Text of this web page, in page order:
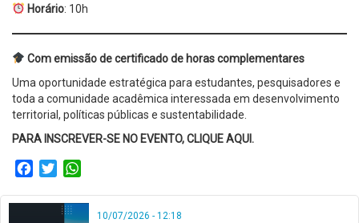
Horário: 10h
Com emissão de certificado de horas complementares
Uma oportunidade estratégica para estudantes, pesquisadores e
toda a comunidade acadêmica interessada em desenvolvimento
territorial, políticas públicas e sustentabilidade.
PARA INSCREVER-SE NO EVENTO, CLIQUEAQUI .
Facebook
Twitter
10/07/2026 - 12:18